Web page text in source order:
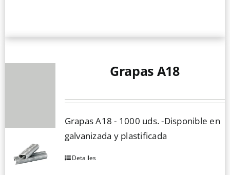
Grapas A18
Grapas A18 - 1000 uds. -Disponible en
galvanizada y plastificada
EsteDetalles